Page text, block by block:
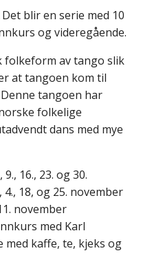
blir en serie med 10
og videregående.
av tango slik
at tangoen kom til
tangoen har
folkelige
dans med mye
16., 23. og 30.
18, og 25. november
november
med Karl
med kaffe, te, kjeks og